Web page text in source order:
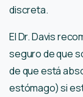
discreta.
El Dr. Davis
seguro de que
de que está
estómago) si